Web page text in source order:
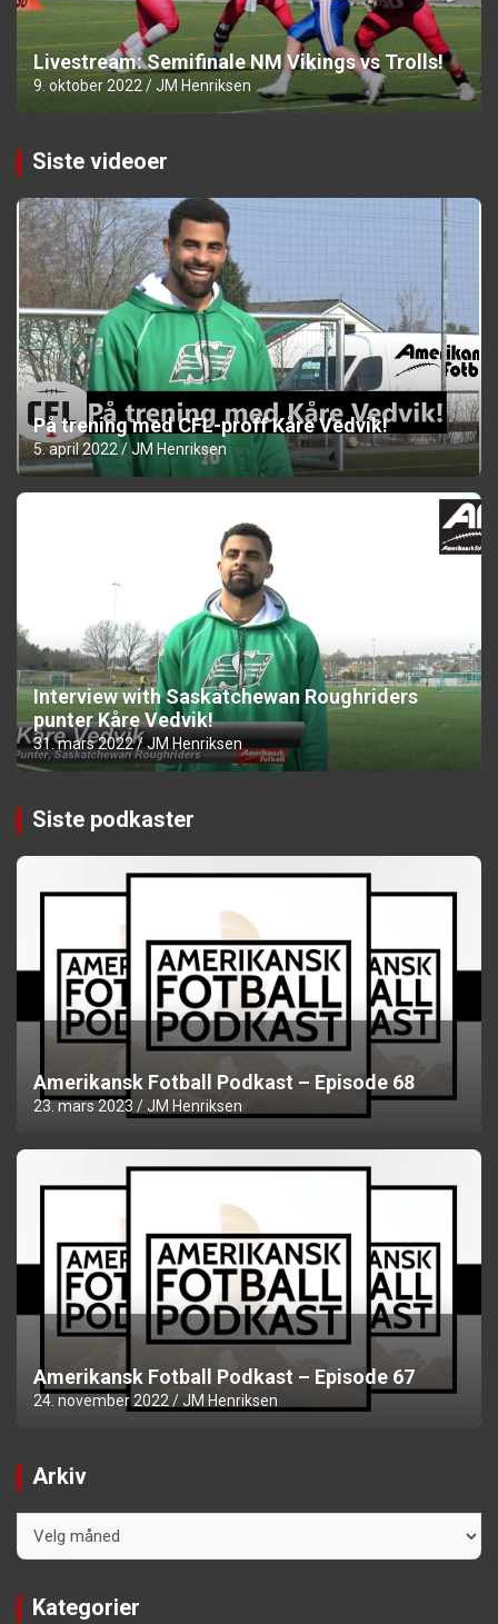
Livestream: Semifinale NM Vikings vs Trolls!
9. oktober 2022 JM Henriksen
Siste videoer
På trening med CFL-proff Kåre Vedvik!
5. april 2022 JM Henriksen
Interview with Saskatchewan Roughriders
punter Kåre Vedvik!
31. mars 2022 JM Henriksen
Siste podkaster
Amerikansk Fotball Podkast – Episode 68
23. mars 2023 JM Henriksen
Amerikansk Fotball Podkast – Episode 67
24. november 2022 JM Henriksen
Arkiv
Kategorier